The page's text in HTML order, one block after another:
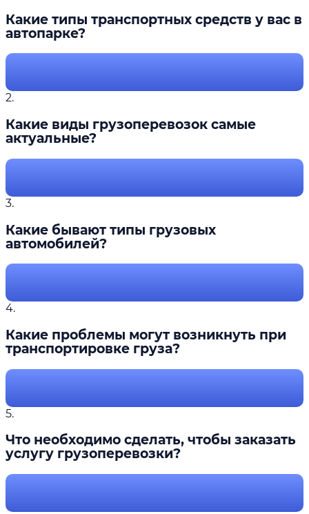
Какие типы транспортных средств у вас в
автопарке?
2.
Какие виды грузоперевозок самые
актуальные?
3.
Какие бывают типы грузовых
автомобилей?
4.
Какие проблемы могут возникнуть при
транспортировке груза?
5.
Что необходимо сделать, чтобы заказать
услугу грузоперевозки?